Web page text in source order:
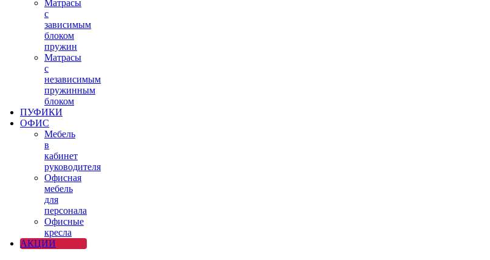
Матрасы
с
зависимым
блоком
пружин
Матрасы
с
независимым
пружинным
блоком
ПУФИКИ
ОФИС
Мебель
в
кабинет
руководителя
Офисная
мебель
для
персонала
Офисные
кресла
АКЦИИ